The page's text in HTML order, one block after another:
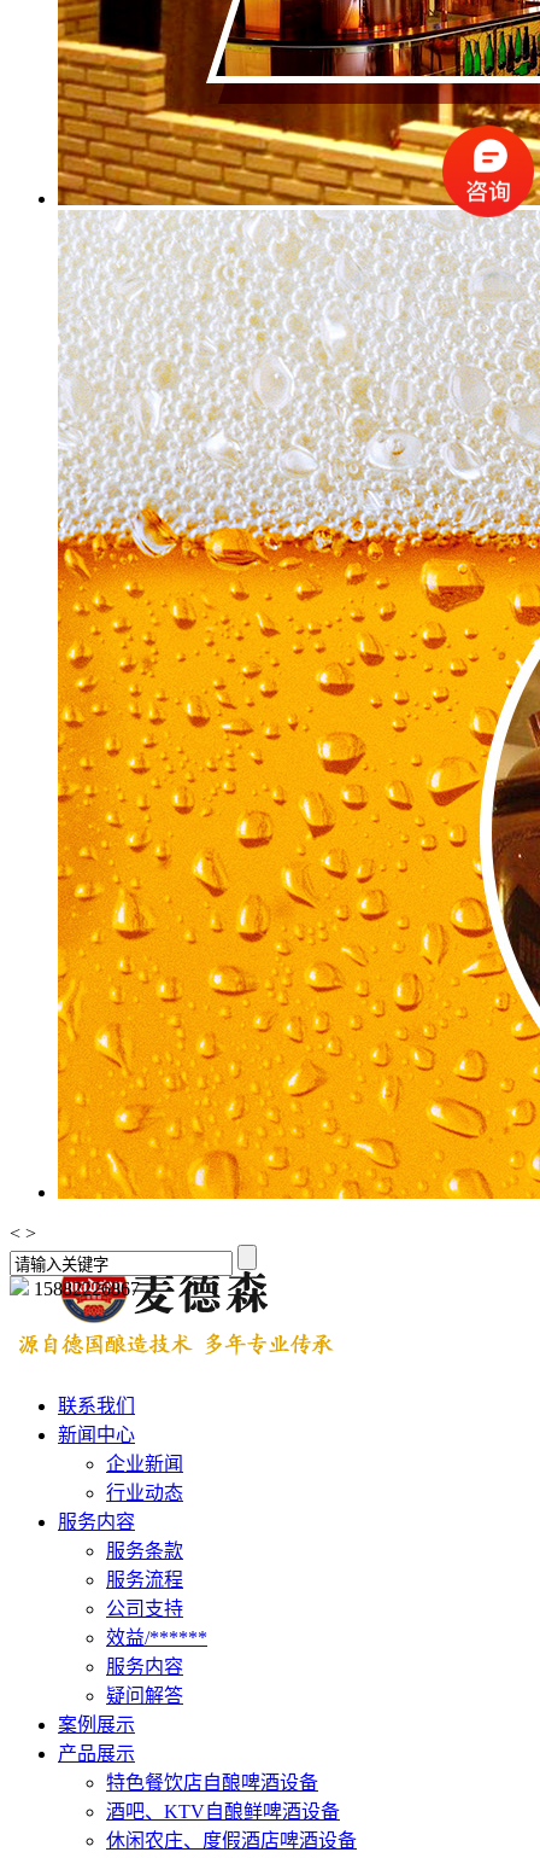
< >
15882226867
联系我们
新闻中心
企业新闻
行业动态
服务内容
服务条款
服务流程
公司支持
效益/******
服务内容
疑问解答
案例展示
产品展示
特色餐饮店自酿啤酒设备
酒吧、KTV自酿鲜啤酒设备
休闲农庄、度假酒店啤酒设备